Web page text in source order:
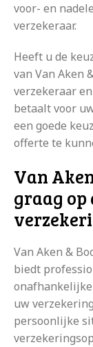
voor- en
verzekeraar.
Heeft u de
van Van Aken
verzekeraar
betaalt voor
een goede
offerte te
Van
graag op
Van Aken &
biedt
uw
persoonlijke